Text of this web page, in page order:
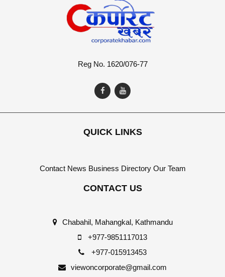
Reg No. 1620/076-77
QUICK LINKS
Contact News Business Directory Our Team
CONTACT US
Chabahil, Mahangkal, Kathmandu
+977-9851117013
+977-015913453
viewoncorporate@gmail.com